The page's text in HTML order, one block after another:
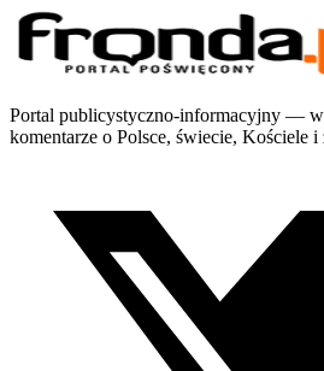
Portal publicystyczno-informacyjny —
komentarze o Polsce, świecie, Kościele